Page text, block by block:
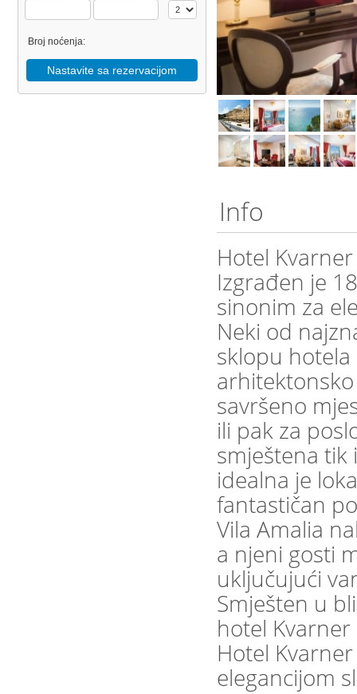
Broj noćenja:
Nastavite sa rezervacijom
Info
Hotel
Izgrađen je
sinonim za
Neki od
sklopu
savršeno
ili pak za
smještena tik
idealna je
fantastičan
Vila Amalia
a njeni gosti
uključujući
Smješten u
hotel
Hotel
elegancijom